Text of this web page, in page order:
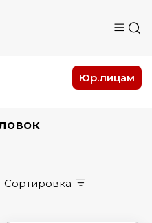
Юр.лицам
Сортировка